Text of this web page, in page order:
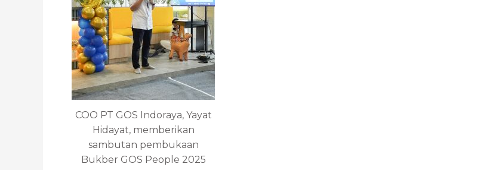
COO PT GOS Indoraya, Yayat
Hidayat, memberikan
sambutan pembukaan
Bukber GOS People 2025